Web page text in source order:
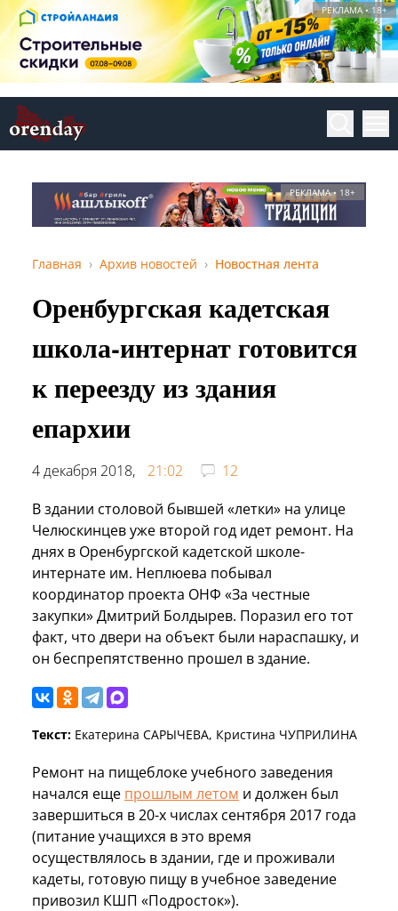
РЕКЛАМА • 18+
РЕКЛАМА • 18+
Главная Архив новостей Новостная лента
Оренбургская кадетская
школа-интернат готовится
к переезду из здания
епархии
4 декабря 2018, 21:02
12
В здании столовой бывшей «летки» на улице
Челюскинцев уже второй год идет ремонт. На
днях в Оренбургской кадетской школе-
интернате им. Неплюева побывал
координатор проекта ОНФ «За честные
закупки» Дмитрий Болдырев. Поразил его тот
факт, что двери на объект были нараспашку, и
он беспрепятственно прошел в здание.
Текст: Екатерина САРЫЧЕВА, Кристина ЧУПРИЛИНА
Ремонт на пищеблоке учебного заведения
начался еще прошлым летом и должен был
завершиться в 20-х числах сентября 2017 года
(питание учащихся в это время
осуществлялось в здании, где и проживали
кадеты, готовую пищу в учебное заведение
привозил КШП «Подросток»).